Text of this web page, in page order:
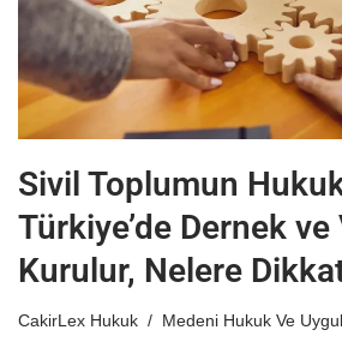
Sivil Toplumun
Türkiye’de Dernek ve
Kurulur, Nelere
CakirLex Hukuk Medeni Hukuk Ve